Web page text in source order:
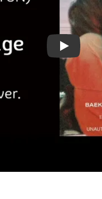
Play